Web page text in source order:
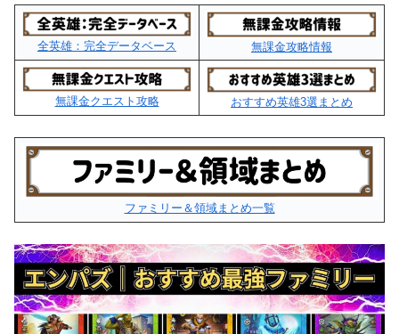
全英雄：完全データベース 無課金攻略情報
無課金クエスト攻略 おすすめ英雄3選まとめ
ファミリー＆領域まとめ一覧